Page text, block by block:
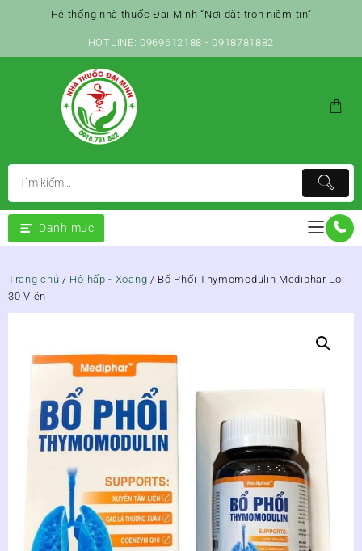
Hệ thống nhà thuốc Đại Minh “Nơi đặt trọn niềm tin”
HOTLINE: 0969612188 - 0918781882
Danh mục
Trang chủ / Hô hấp - Xoang / Bổ Phổi Thymomodulin Mediphar Lọ
30 Viên